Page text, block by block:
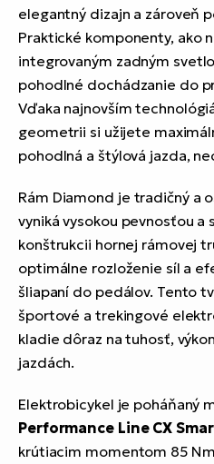
elegantný dizajn a zároveň
Praktické komponenty, ako
integrovaným zadným
pohodlné dochádzanie do
Vďaka najnovším
geometrii si užijete
pohodlná a štýlová jazda,
Rám Diamond je tradičný a
vyniká vysokou pevnosťou a
konštrukcii hornej rámovej
optimálne rozloženie síl a
šliapaní do pedálov. Tento
športové a trekingové
kladie dôraz na tuhosť,
jazdách.
Elektrobicykel je poháňaný
Performance Line CX
krútiacim momentom 85